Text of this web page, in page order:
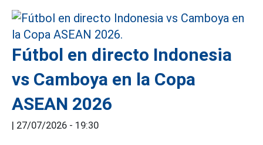
Fútbol en directo Indonesia
vs Camboya en la Copa
ASEAN 2026
| 27/07/2026 - 19:30